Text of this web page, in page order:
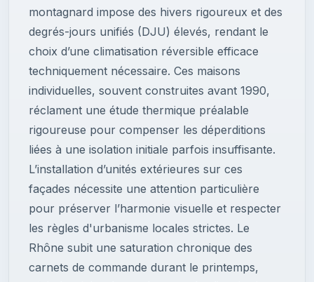
montagnard impose des hivers rigoureux et des
degrés-jours unifiés (DJU) élevés, rendant le
choix d’une climatisation réversible efficace
techniquement nécessaire. Ces maisons
individuelles, souvent construites avant 1990,
réclament une étude thermique préalable
rigoureuse pour compenser les déperditions
liées à une isolation initiale parfois insuffisante.
L’installation d’unités extérieures sur ces
façades nécessite une attention particulière
pour préserver l’harmonie visuelle et respecter
les règles d'urbanisme locales strictes. Le
Rhône subit une saturation chronique des
carnets de commande durant le printemps,